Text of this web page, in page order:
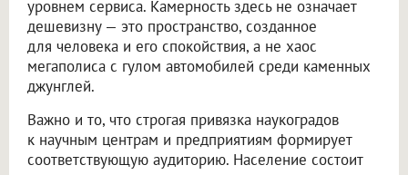
уровнем сервиса. Камерность здесь не означает
дешевизну — это пространство, созданное
для человека и его спокойствия, а не хаос
мегаполиса с гулом автомобилей среди каменных
джунглей.
Важно и то, что строгая привязка наукоградов
к научным центрам и предприятиям формирует
соответствующую аудиторию. Население состоит